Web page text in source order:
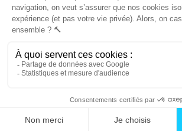
Filiale du groupe At Home